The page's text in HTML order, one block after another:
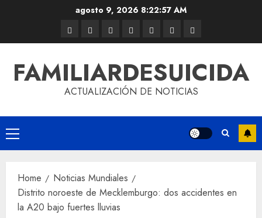
agosto 9, 2026 8:22:57 AM
FAMILIARDESUICIDA
ACTUALIZACIÓN DE NOTICIAS
Home
Noticias Mundiales
Distrito noroeste de Mecklemburgo: dos accidentes en
la A20 bajo fuertes lluvias